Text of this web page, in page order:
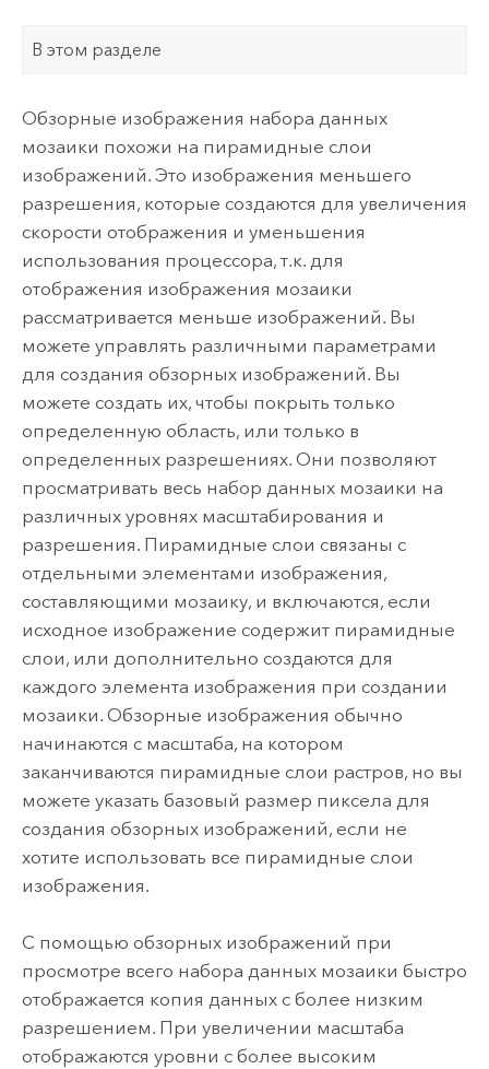
В этом разделе
Обзорные изображения набора данных
мозаики похожи на пирамидные слои
изображений. Это изображения меньшего
разрешения, которые создаются для увеличения
скорости отображения и уменьшения
использования процессора, т.к. для
отображения изображения мозаики
рассматривается меньше изображений. Вы
можете управлять различными параметрами
для создания обзорных изображений. Вы
можете создать их, чтобы покрыть только
определенную область, или только в
определенных разрешениях. Они позволяют
просматривать весь набор данных мозаики на
различных уровнях масштабирования и
разрешения. Пирамидные слои связаны с
отдельными элементами изображения,
составляющими мозаику, и включаются, если
исходное изображение содержит пирамидные
слои, или дополнительно создаются для
каждого элемента изображения при создании
мозаики. Обзорные изображения обычно
начинаются с масштаба, на котором
заканчиваются пирамидные слои растров, но вы
можете указать базовый размер пиксела для
создания обзорных изображений, если не
хотите использовать все пирамидные слои
изображения.
С помощью обзорных изображений при
просмотре всего набора данных мозаики быстро
отображается копия данных с более низким
разрешением. При увеличении масштаба
отображаются уровни с более высоким